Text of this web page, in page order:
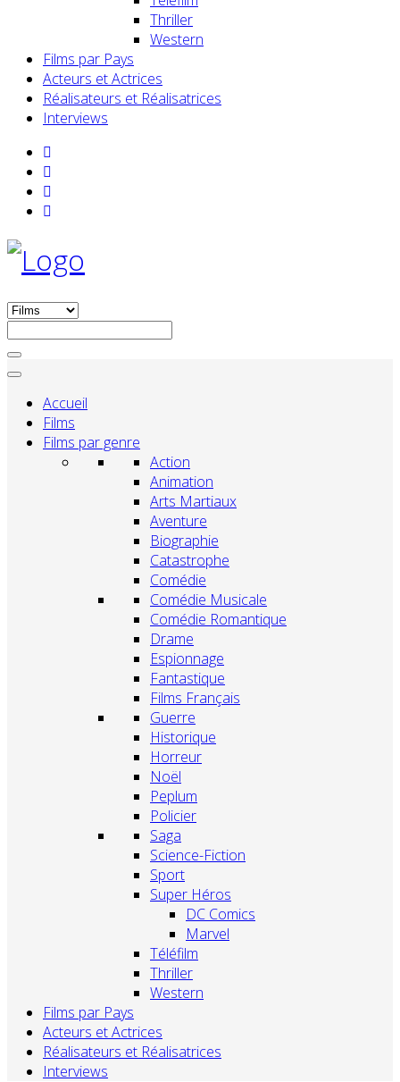
Thriller
Western
Films par Pays
Acteurs et Actrices
Réalisateurs et Réalisatrices
Interviews
Accueil
Films
Films par genre
Action
Animation
Arts Martiaux
Aventure
Biographie
Catastrophe
Comédie
Comédie Musicale
Comédie Romantique
Drame
Espionnage
Fantastique
Films Français
Guerre
Historique
Horreur
Noël
Peplum
Policier
Saga
Science-Fiction
Sport
Super Héros
DC Comics
Marvel
Téléfilm
Thriller
Western
Films par Pays
Acteurs et Actrices
Réalisateurs et Réalisatrices
Interviews